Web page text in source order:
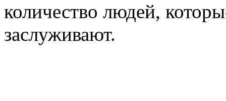
количество людей,
заслуживают.